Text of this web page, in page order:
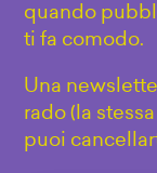
quando
ti fa comodo.
Una
rado (la
puoi